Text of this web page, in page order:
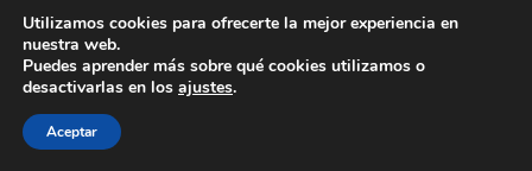
Utilizamos cookies para ofrecerte la mejor experiencia en
nuestra web.
Puedes aprender más sobre qué cookies utilizamos o
desactivarlas en los ajustes.
Aceptar